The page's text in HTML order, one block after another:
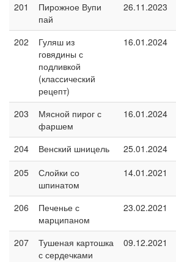
201
Пирожное Вупи
пай
26.11.2023
202
Гуляш из
говядины с
подливкой
(классический
рецепт)
16.01.2024
203
Мясной пирог с
фаршем
16.01.2024
204
Венский шницель 25.01.2024
205
Слойки со
шпинатом
14.01.2021
206
Печенье с
марципаном
23.02.2021
207
Тушеная картошка
с сердечками
09.12.2021